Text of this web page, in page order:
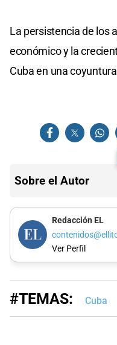
La persistencia de los
económico y la
Cuba en una
Sobre el Autor
Redacción EL
Ver Perfil
#TEMAS: Cuba